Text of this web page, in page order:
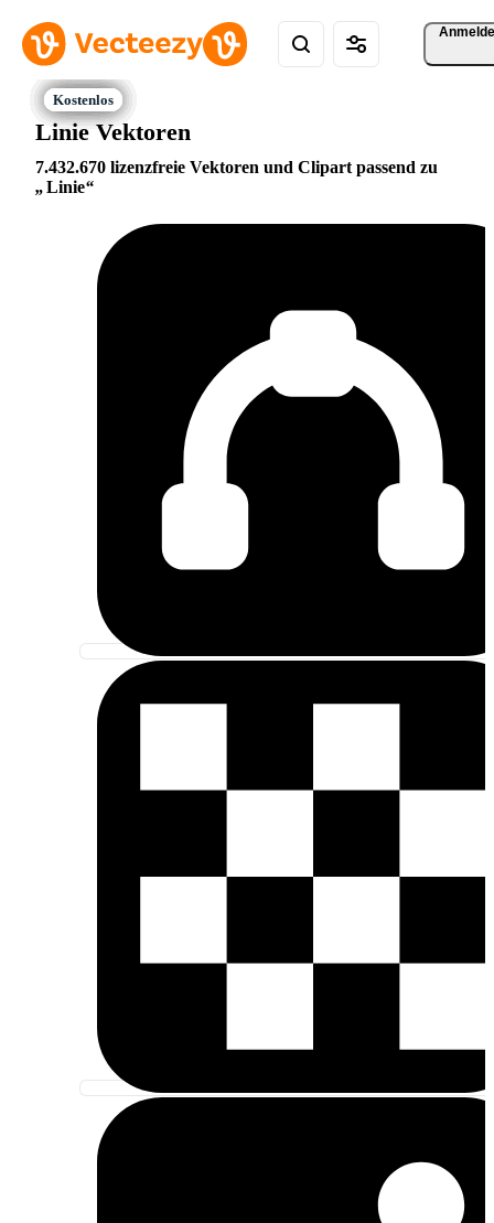
Linie Vektoren
7.432.670 lizenzfreie Vektoren und Clipart passend zu
Linie